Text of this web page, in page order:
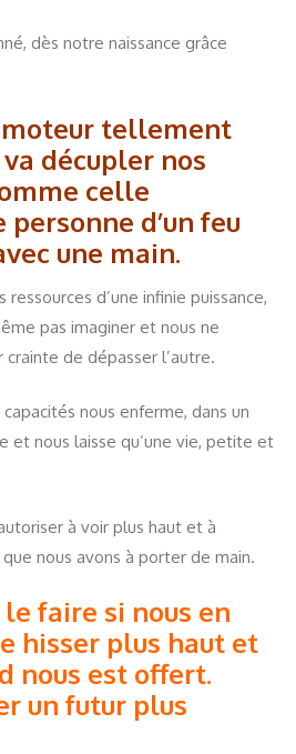
dès notre naissance grâce
moteur tellement
décupler nos
celle
personne d’un feu
une main.
ressources d’une infinie puissance,
pas imaginer et nous ne
crainte de dépasser l’autre.
nous enferme, dans un
et nous laisse qu’une vie, petite et
à voir plus haut et à
nous avons à porter de main.
faire si nous en
hisser plus haut et
nous est offert.
un futur plus